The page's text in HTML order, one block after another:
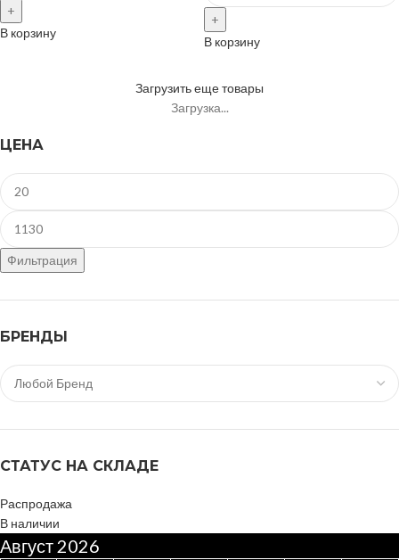
ЦЕНА
Фильтрация
БРЕНДЫ
СТАТУС НА СКЛАДЕ
Распродажа
В наличии
В корзину
В корзину
Загрузить еще товары
Загрузка...
Август 2026